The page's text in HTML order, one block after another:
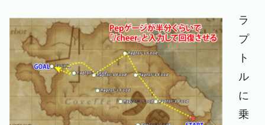
ラ
プ
ト
ル
に
乗